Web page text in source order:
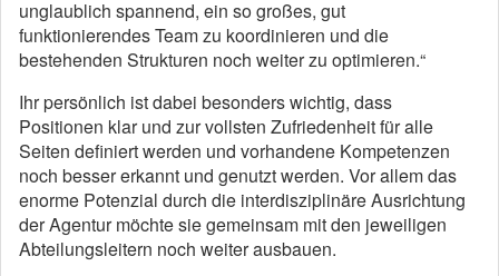
unglaublich spannend, ein so großes, gut
funktionierendes Team zu koordinieren und die
bestehenden Strukturen noch weiter zu optimieren.“
Ihr persönlich ist dabei besonders wichtig, dass
Positionen klar und zur vollsten Zufriedenheit für alle
Seiten definiert werden und vorhandene Kompetenzen
noch besser erkannt und genutzt werden. Vor allem das
enorme Potenzial durch die interdisziplinäre Ausrichtung
der Agentur möchte sie gemeinsam mit den jeweiligen
Abteilungsleitern noch weiter ausbauen.